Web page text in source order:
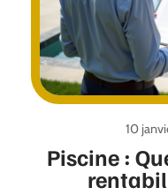
Piscine :
10